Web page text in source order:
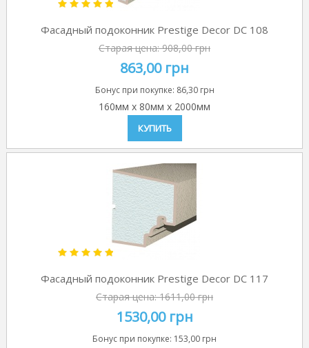
Фасадный подоконник Prestige Decor DC 108
Старая цена:908,00 грн
863,00 грн
Бонус при покупке: 86,30 грн
160мм x 80мм x 2000мм
КУПИТЬ
Фасадный подоконник Prestige Decor DC 117
Старая цена:1611,00 грн
1530,00 грн
Бонус при покупке: 153,00 грн